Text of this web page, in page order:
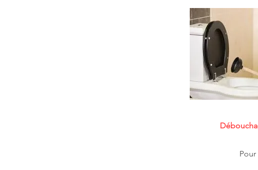
Pour